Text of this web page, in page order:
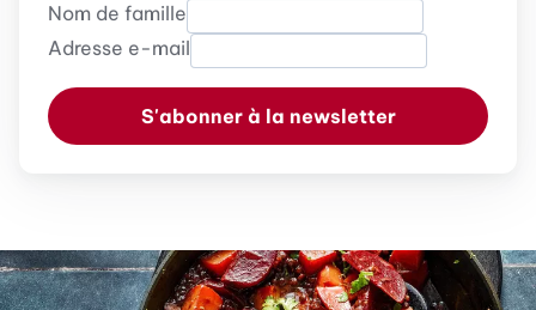
Nom de famille
Adresse e-mail
S'abonner à la newsletter